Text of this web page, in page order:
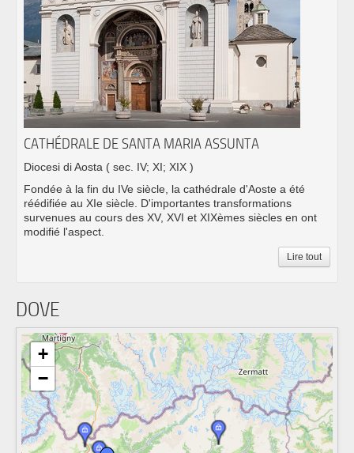
CATHÉDRALE DE SANTA MARIA ASSUNTA
Diocesi di Aosta ( sec. IV; XI; XIX )
Fondée à la fin du IVe siècle, la cathédrale d'Aoste a été
réédifiée au XIe siècle. D'importantes transformations
survenues au cours des XV, XVI et XIXèmes siècles en ont
modifié l'aspect.
Lire tout
DOVE
+
−